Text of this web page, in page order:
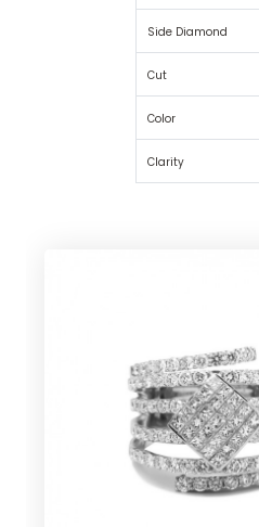
Side Diamond
Cut
Color
Clarity